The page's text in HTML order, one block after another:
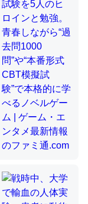
てて両方に不
て面白い。海に
シウムを使わ
か？
はなぜ海にいな